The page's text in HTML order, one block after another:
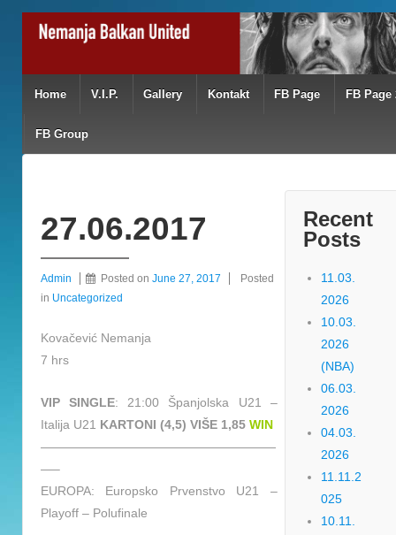
Home V.I.P. Gallery Kontakt FB Page FB Page
FB Group
27.06.2017
Admin Posted on June 27, 2017
Posted
in Uncategorized
Kovačević Nemanja
7 hrs
VIP SINGLE: 21:00 Španjolska U21 –
Italija U21 KARTONI (4,5) VIŠE 1,85 WIN
———————————————————
—–
EUROPA: Europsko Prvenstvo U21 –
Playoff – Polufinale
Recent
Posts
11.03.
2026
10.03.
2026
(NBA)
06.03.
2026
04.03.
2026
11.11.2
025
10.11.